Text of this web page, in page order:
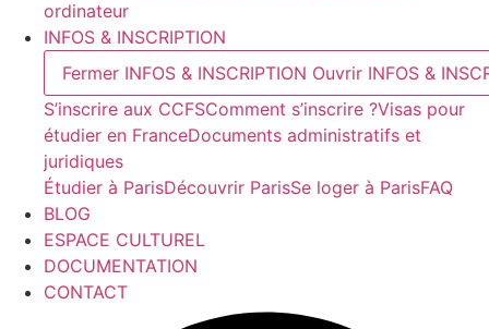
ordinateur
INFOS & INSCRIPTION
Fermer INFOS & INSCRIPTION Ouvrir INFOS &
S’inscrire aux CCFSComment s’inscrire ?Visas pour
étudier en FranceDocuments administratifs et
juridiques
Étudier à ParisDécouvrir ParisSe loger à ParisFAQ
BLOG
ESPACE CULTUREL
DOCUMENTATION
CONTACT